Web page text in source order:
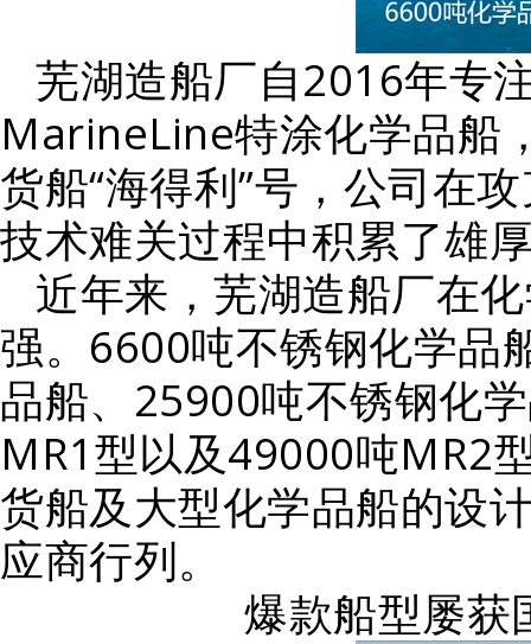
芜湖造船厂自2016年专
MarineLine特涂化学品船
货船“海得利”号，公司在
技术难关过程中积累了雄
近年来，芜湖造船厂在
强。6600吨不锈钢化学品
品船、25900吨不锈钢化
MR1型以及49000吨MR2
货船及大型化学品船的设
应商行列。
爆款船型屡获